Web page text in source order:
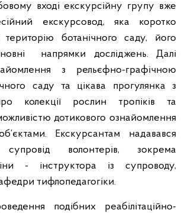
вході екскурсійну групу вже
екскурсовод, яка коротко
територію ботанічного саду, його
напрямки досліджень. Далі
з рельєфно-графічною
саду та цікава прогулянка з
колекції рослин тропіків та
дотикового ознайомлення
Екскурсантам надавався
супровід волонтерів, зокрема
- інструктора із супроводу,
тифлопедагогіки.
подібних реабілітаційно-